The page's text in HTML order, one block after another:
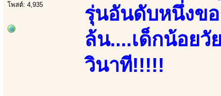
โพสต์: 4,935
รุ่นอันดับหนึ่งข
ล้น....เด็กน้อยวั
วินาที!!!!!